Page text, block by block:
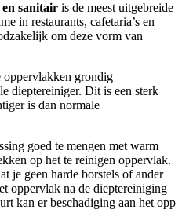
sanitair is de meest uitgebreide
in restaurants, cafetaria’s en
om deze vorm van
grondig
dieptereiniger. Dit is een sterk
is dan normale
goed te mengen met warm
op het te reinigen oppervlak.
je geen harde borstels of ander
oppervlak na de dieptereiniging
kan er beschadiging aan het opp